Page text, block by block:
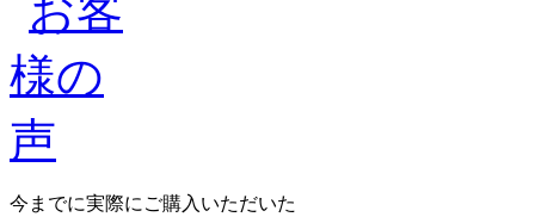
今までに実際にご購入いただいた